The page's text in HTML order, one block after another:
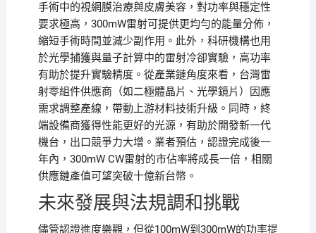
手術中的視網膜治療與皮膚美容，對功率與穩定性
要求極高，300mW雷射可提供更均勻的能量分佈，
縮短手術時間並減少副作用。此外，科研機構也用
於光學捕獲與量子計算中的雷射冷卻實驗，高功率
有助於提升實驗精度。從產業鏈角度來看，台灣雷
射零組件供應商（如二極體晶片、光學鏡片）因應
需求調整產線，帶動上游材料技術升級。同時，終
端設備商獲得性能更好的光源，有助於開發新一代
機台，出口競爭力大增。業者預估，認證完成後一
年內，300mW CW雷射的市佔率將成長一倍，相關
供應鏈產值可望突破十億新台幣。
未來發展與法規調和挑戰
儘管認證進度樂觀，但從100mW到300mW的功率提